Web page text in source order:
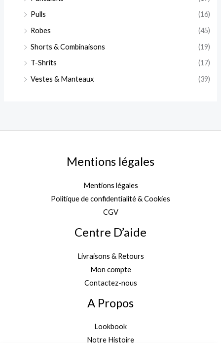
Pulls
(16)
Robes
(45)
Shorts & Combinaisons
(19)
T-Shrits
(17)
Vestes & Manteaux
(39)
Mentions légales
Mentions légales
Politique de confidentialité & Cookies
CGV
Centre D’aide
Livraisons & Retours
Mon compte
Contactez-nous
A Propos
Lookbook
Notre Histoire